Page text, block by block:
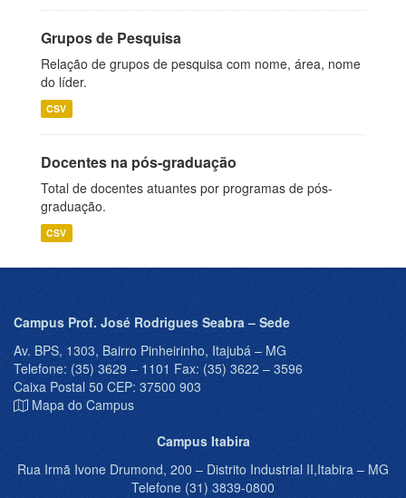
Grupos de Pesquisa
Relação de grupos de pesquisa com nome, área, nome
do líder.
CSV
Docentes na pós-graduação
Total de docentes atuantes por programas de pós-
graduação.
CSV
Campus Prof. José Rodrigues Seabra – Sede
Av. BPS, 1303, Bairro Pinheirinho, Itajubá – MG
Telefone: (35) 3629 – 1101 Fax: (35) 3622 – 3596
Caixa Postal 50 CEP: 37500 903
Mapa do Campus
Campus Itabira
Rua Irmã Ivone Drumond, 200 – Distrito Industrial II,Itabira – MG
Telefone (31) 3839-0800